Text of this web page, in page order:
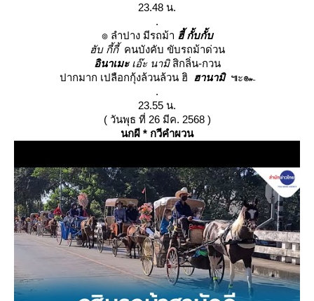
23.48 น.
.
๏ ลำปาง มีรถม้า ฮี้ กั้บกั้บ
ฮับ กี้กี้คนบังคับ ขับรถม้าด่วน
อินาเมะ เอ๊ะ นามิสิกลิ่น-กวน
ปากมาก เปลือกกุ้งล้วนล้วน ฮิ
ฮานามิ ๚ะ๛
.
23.55 น.
( วันพุธ ที่ 26 มีค. 2568 )
นกผี * กวีคำผวน